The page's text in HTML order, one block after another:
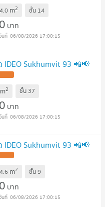
m2 ชั้น 14
บาท
06/08/2026 17:00:15
Sukhumvit 93 📲📢
m2 ชั้น 37
บาท
06/08/2026 17:00:15
Sukhumvit 93 📲📢
m2 ชั้น9
บาท
06/08/2026 17:00:15